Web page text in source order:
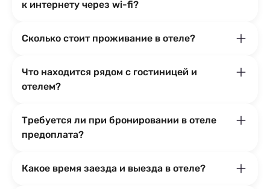
к интернету через wi-fi?
Сколько стоит проживание в отеле?
Что находится рядом с гостиницей и
отелем?
Требуется ли при бронировании в отеле
предоплата?
Какое время заезда и выезда в отеле?